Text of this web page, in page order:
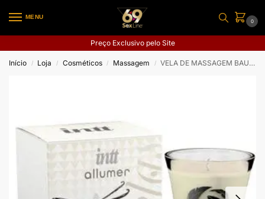
MENU
0
Preço Exclusivo pelo Site
Início / Loja / Cosméticos / Massagem / VELA DE MASSAGEM BAUNILHA